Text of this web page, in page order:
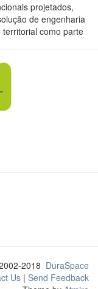
projetados,
de engenharia
como parte
2018 DuraSpace
Us | Send Feedback